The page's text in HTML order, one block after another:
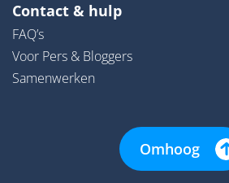
Contact & hulp
FAQ’s
Voor Pers & Bloggers
Samenwerken
Omhoog